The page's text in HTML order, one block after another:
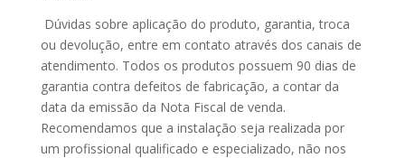
Dúvidas sobre aplicação do produto, garantia, troca
ou devolução, entre em contato através dos canais de
atendimento. Todos os produtos possuem 90 dias de
garantia contra defeitos de fabricação, a contar da
data da emissão da Nota Fiscal de venda.
Recomendamos que a instalação seja realizada por
um profissional qualificado e especializado, não nos